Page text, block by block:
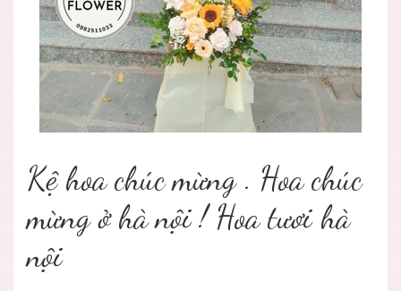
Kệ hoa chúc mừng . Hoa chúc
mừng ở hà nội ! Hoa tươi hà
nội